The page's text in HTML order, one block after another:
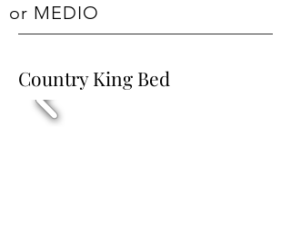
or MEDIO
Country King Bed